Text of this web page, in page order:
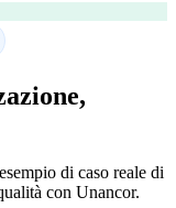
di caso reale di
con Unancor.